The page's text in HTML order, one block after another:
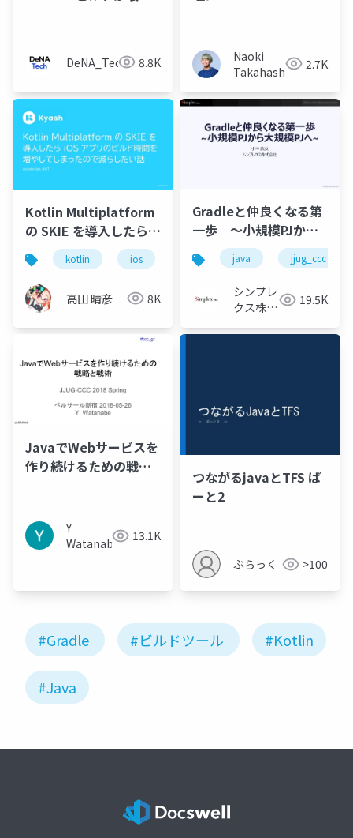
DeNA_Tech 8.8K
Naoki
Takahashi
2.7K
Kotlin Multiplatform
の SKIE を導入したら
iOS アプリのビルド時
間を増やしてしまった
ので減らしたい話
kotlin ios gradle
高田 晴彦 8K
Gradleと仲良くなる第
一歩 ～小規模PJから
大規模PJへ～
java jjug_ccc
シンプレ
クス株式
19.5K
JavaでWebサービスを
作り続けるための戦略
Y
Watanabe
13.1K
つながるjavaとTFS ぱ
ーと2
ぶらっく >100
#Gradle #ビルドツール #Kotlin
#Java